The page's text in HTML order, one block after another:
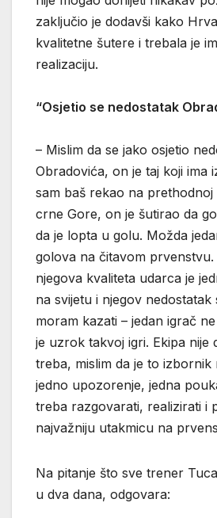
zaključio je dodavši kako
kvalitetne šutere i trebala je
realizaciju.
“Osjetio se nedostatak
– Mislim da se jako osjetio
Obradovića, on je taj koji ima
sam baš rekao na
crne Gore, on je šutirao da
da je lopta u golu. Možda
golova na čitavom
njegova kvaliteta udarca je
na svijetu i njegov nedostatak
moram kazati – jedan igrač
je uzrok takvoj igri. Ekipa nije
treba, mislim da je to izbornik
jedno upozorenje, jedna
treba razgovarati, realizirati i
najvažniju utakmicu na
Na pitanje što sve trener
u dva dana, odgovara: